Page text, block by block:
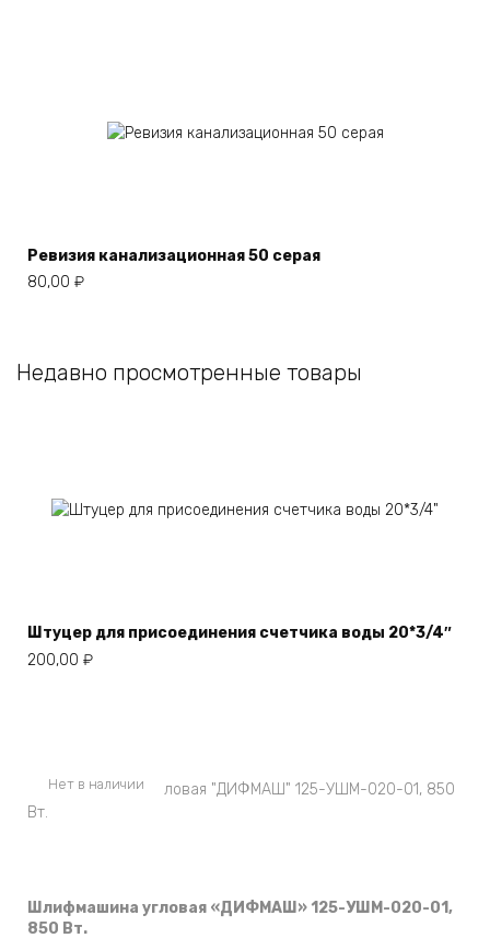
Ревизия канализационная 50 серая
80,00 ₽
Недавно просмотренные товары
Штуцер для присоединения счетчика воды 20*3/4″
200,00 ₽
Нет в наличии
Шлифмашина угловая «ДИФМАШ» 125-УШМ-020-01,
850 Вт.